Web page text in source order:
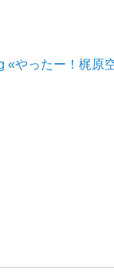
«やったー！梶原